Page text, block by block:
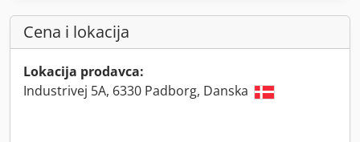
Cena i lokacija
Lokacija prodavca:
Industrivej 5A, 6330 Padborg, Danska